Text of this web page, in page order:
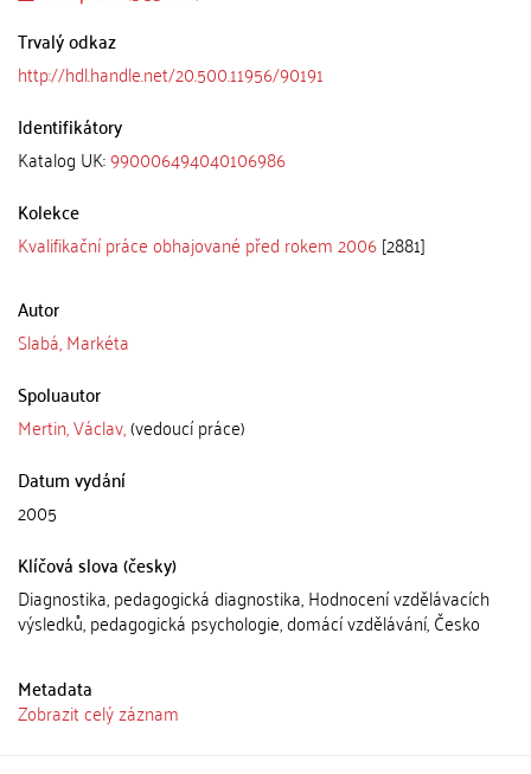
Trvalý odkaz
http://hdl.handle.net/20.500.11956/90191
Identifikátory
Katalog UK:990006494040106986
Kolekce
Kvalifikační práce obhajované před rokem 2006[2881]
Autor
Slabá, Markéta
Spoluautor
Mertin, Václav,(vedoucí práce)
Datum vydání
2005
Klíčová slova (česky)
Diagnostika, pedagogická diagnostika, Hodnocení vzdělávacích
výsledků, pedagogická psychologie, domácí vzdělávání, Česko
Metadata
Zobrazit celý záznam